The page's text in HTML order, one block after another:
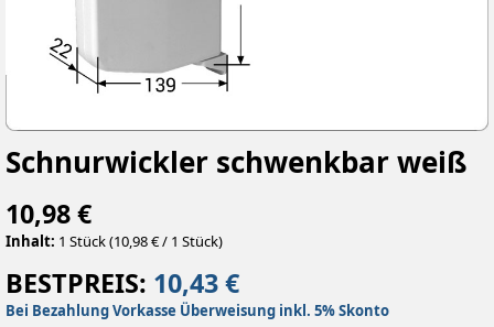
Schnurwickler schwenkbar weiß
10,98 €
Inhalt: 1 Stück (10,98 € / 1 Stück)
BESTPREIS: 10,43 €
Bei Bezahlung Vorkasse Überweisung inkl. 5% Skonto